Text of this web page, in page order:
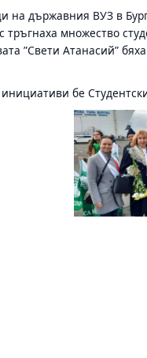
на държавния ВУЗ в
тръгнаха множество
”Свети Атанасий”
бе